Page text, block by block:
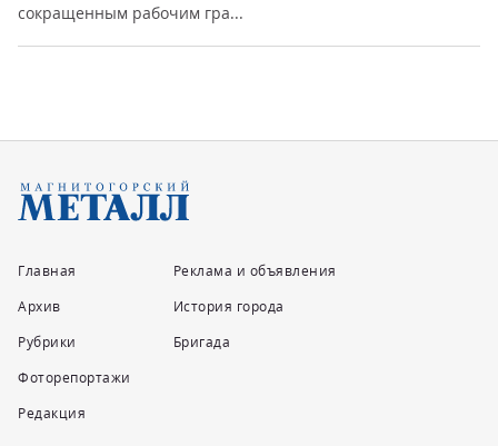
сокращенным рабочим гра...
Главная
Архив
Рубрики
Фоторепортажи
Редакция
Реклама и объявления
История города
Бригада